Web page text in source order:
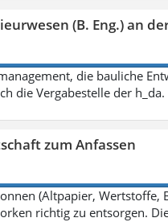
(B. Eng.) an
die bauliche
die Vergabestelle der
zum Anfassen
(Altpapier, Wertstoffe,
richtig zu entsorgen.